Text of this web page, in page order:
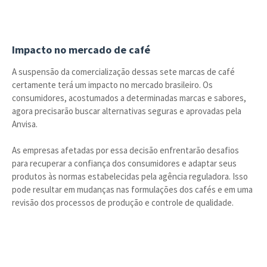
Impacto no mercado de café
A suspensão da comercialização dessas sete marcas de café
certamente terá um impacto no mercado brasileiro. Os
consumidores, acostumados a determinadas marcas e sabores,
agora precisarão buscar alternativas seguras e aprovadas pela
Anvisa.
As empresas afetadas por essa decisão enfrentarão desafios
para recuperar a confiança dos consumidores e adaptar seus
produtos às normas estabelecidas pela agência reguladora. Isso
pode resultar em mudanças nas formulações dos cafés e em uma
revisão dos processos de produção e controle de qualidade.